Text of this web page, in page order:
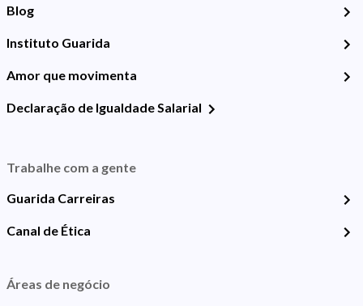
Blog
Instituto Guarida
Amor que movimenta
Declaração de Igualdade Salarial
Trabalhe com a gente
Guarida Carreiras
Canal de Ética
Áreas de negócio